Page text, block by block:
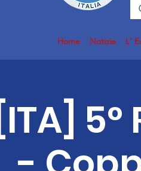
Home Notizie L'
[ITA] 5°